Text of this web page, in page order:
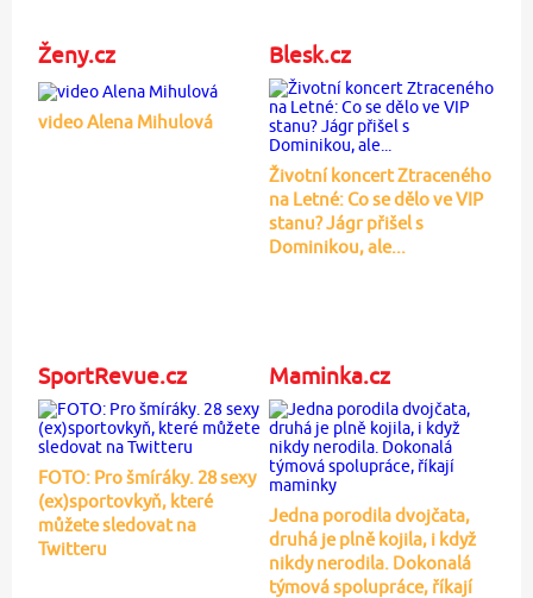
Ženy.cz
video Alena Mihulová
Blesk.cz
Životní koncert Ztraceného
na Letné: Co se dělo ve VIP
stanu? Jágr přišel s
Dominikou, ale...
SportRevue.cz
FOTO: Pro šmíráky. 28 sexy
(ex)sportovkyň, které
můžete sledovat na
Twitteru
Maminka.cz
Jedna porodila dvojčata,
druhá je plně kojila, i když
nikdy nerodila. Dokonalá
týmová spolupráce, říkají